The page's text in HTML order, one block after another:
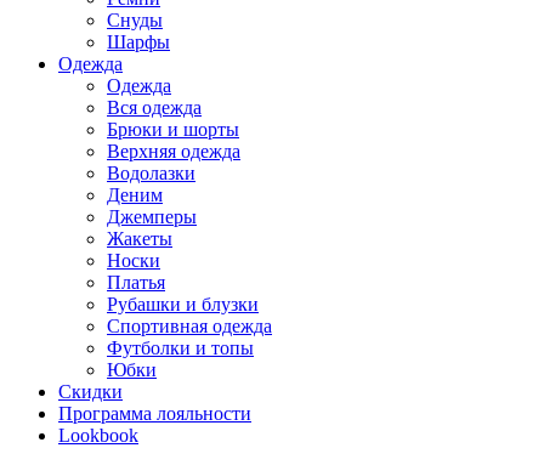
Снуды
Шарфы
Одежда
Одежда
Вся одежда
Брюки и шорты
Верхняя одежда
Водолазки
Деним
Джемперы
Жакеты
Носки
Платья
Рубашки и блузки
Спортивная одежда
Футболки и топы
Юбки
Скидки
Программа лояльности
Lookbook